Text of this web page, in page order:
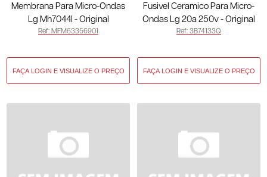
Membrana Para Micro-Ondas
Lg Mh7044l - Original
MFM63356901
Ref: MFM63356901
Fusivel Ceramico Para Micro-
Ondas Lg 20a 250v - Original
3B74133Q
Ref: 3B74133Q